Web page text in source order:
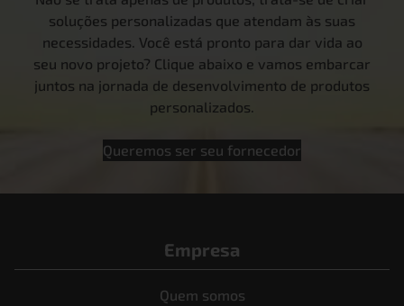
soluções personalizadas que atendam às suas
necessidades. Você está pronto para dar vida ao
seu novo projeto? Clique abaixo e vamos embarcar
juntos na jornada de desenvolvimento de produtos
personalizados.
Queremos ser seu fornecedor
Empresa
Quem somos